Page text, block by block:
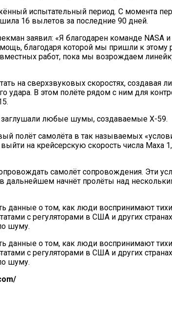
испытательный период. С момента
16 вылетов за последние 90 дней.
заявил: «Я благодарен команде NASA
благодаря которой мы пришли к этому
работ, пока мы возрождаем
на сверхзвуковых скоростях, создавая
удара. В этом полёте рядом с ним для
любые шумы, создаваемые X-59.
полёт самолёта в так называемых
на крейсерскую скорость числа Маха
самолёт сопровождения. Эти
в дальнейшем начнёт пролёты над
данные о том, как люди воспринимают
с регуляторами в США и других
шуму.
данные о том, как люди воспринимают
с регуляторами в США и других
шуму.